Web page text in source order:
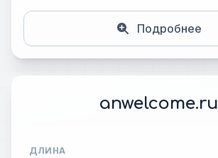
Подробнее
anwelcome.ru
ДЛИНА